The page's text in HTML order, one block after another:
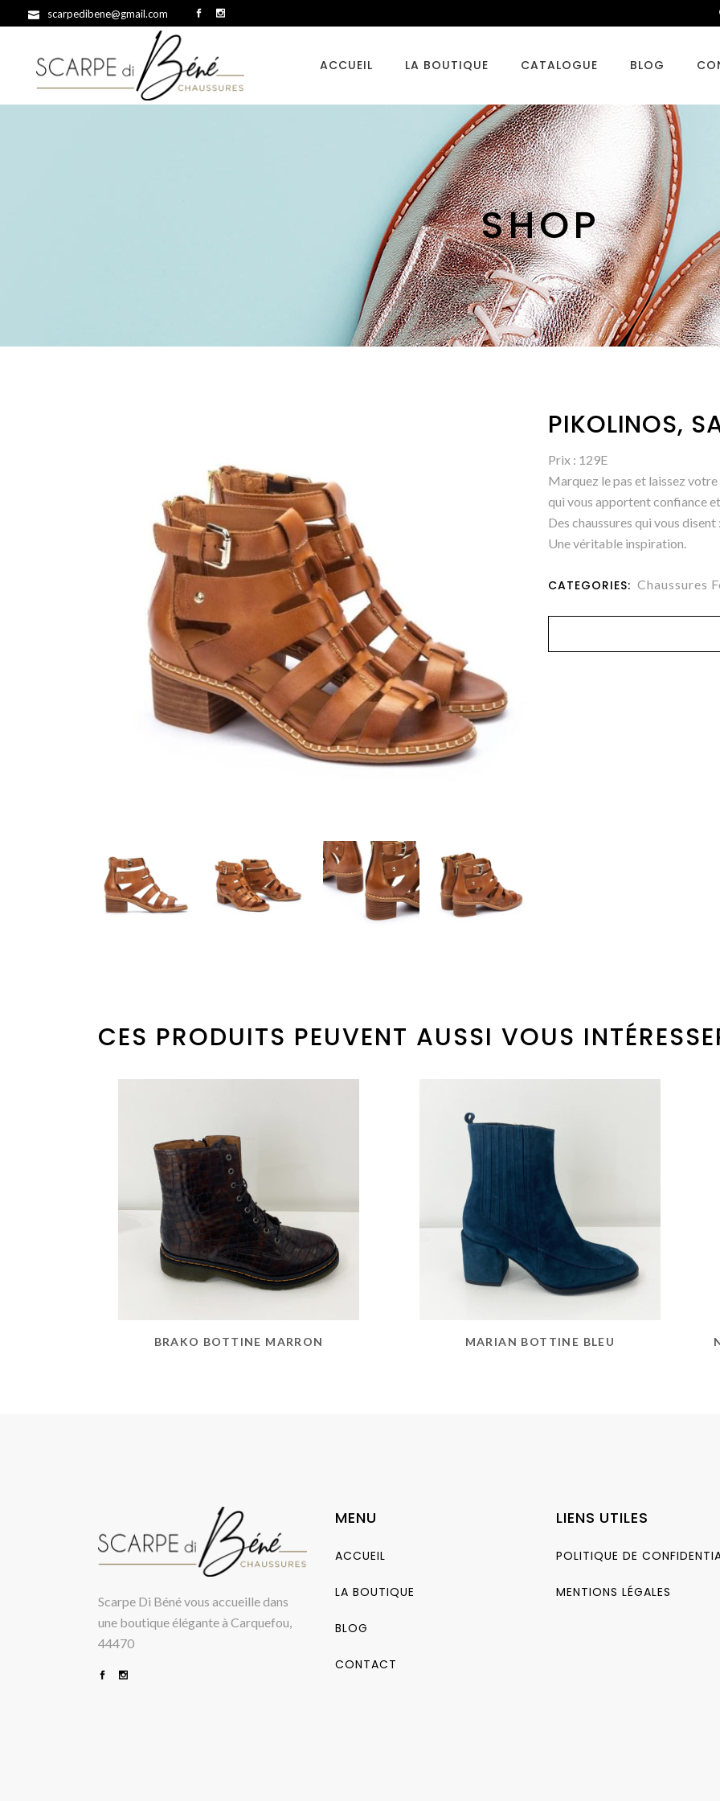
scarpedibene@gmail.com
ACCUEIL LA BOUTIQUE CATALOGUE BLOG
SHOP
PIKOLINOS,
Prix : 129E
Marquez le pas et laissez
qui vous apportent confiance
Des chaussures qui vous disent
Une véritable inspiration.
CATEGORIES: Chaussures
CES PRODUITS PEUVENT AUSSI VOUS
BRAKO BOTTINE MARRON MARIAN BOTTINE BLEU
Scarpe Di Béné vous accueille dans
une boutique élégante à Carquefou,
44470
MENU
ACCUEIL
LA BOUTIQUE
BLOG
CONTACT
LIENS UTILES
POLITIQUE DE
MENTIONS LÉGALES